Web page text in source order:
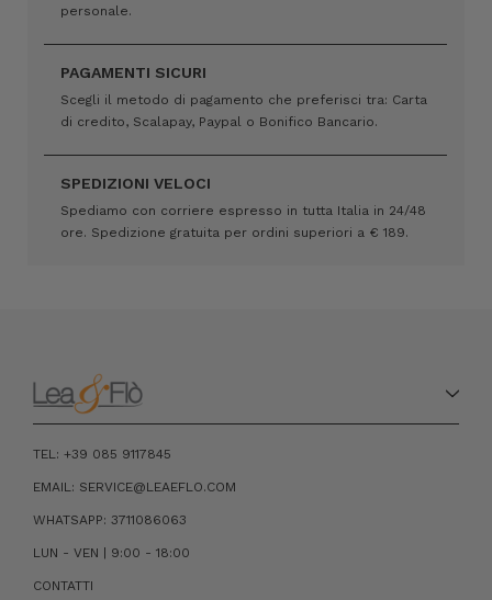
personale.
PAGAMENTI SICURI
Scegli il metodo di pagamento che preferisci tra: Carta
di credito, Scalapay, Paypal o Bonifico Bancario.
SPEDIZIONI VELOCI
Spediamo con corriere espresso in tutta Italia in 24/48
ore. Spedizione gratuita per ordini superiori a € 189.
TEL: +39 085 9117845
EMAIL: SERVICE@LEAEFLO.COM
WHATSAPP: 3711086063
LUN - VEN | 9:00 - 18:00
CONTATTI